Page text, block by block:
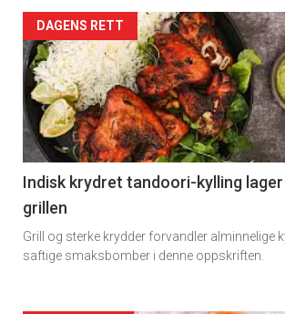
DAGENS RETT
Indisk krydret tandoori-kylling
grillen
Grill og sterke krydder forvandler alminnelige
saftige smaksbomber i denne oppskriften.